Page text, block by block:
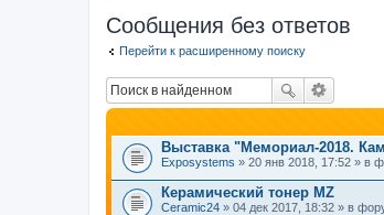
Сообщения без ответов
Перейти к расширенному поиску
Выставка "Мемориал-2018.
Exposystems » 20 янв 2018, 17:52 » в
Керамический тонер MZ
Ceramic24 » 04 дек 2017, 18:32 » в